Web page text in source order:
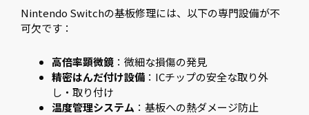
Nintendo Switchの基板修理には、以下の専門設備が不
可欠です：
高倍率顕微鏡 ：微細な損傷の発見
精密はんだ付け設備 ：ICチップの安全な取り外
し・取り付け
温度管理システム ：基板への熱ダメージ防止